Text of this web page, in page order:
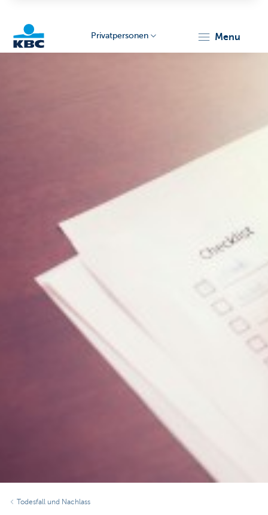
Privatpersonen menu
Todesfall und Nachlass